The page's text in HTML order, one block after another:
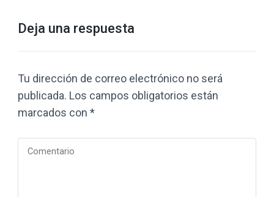
Deja una respuesta
Tu dirección de correo electrónico no será
publicada. Los campos obligatorios están
marcados con *